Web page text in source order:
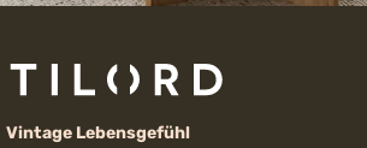
Vintage Lebensgefühl